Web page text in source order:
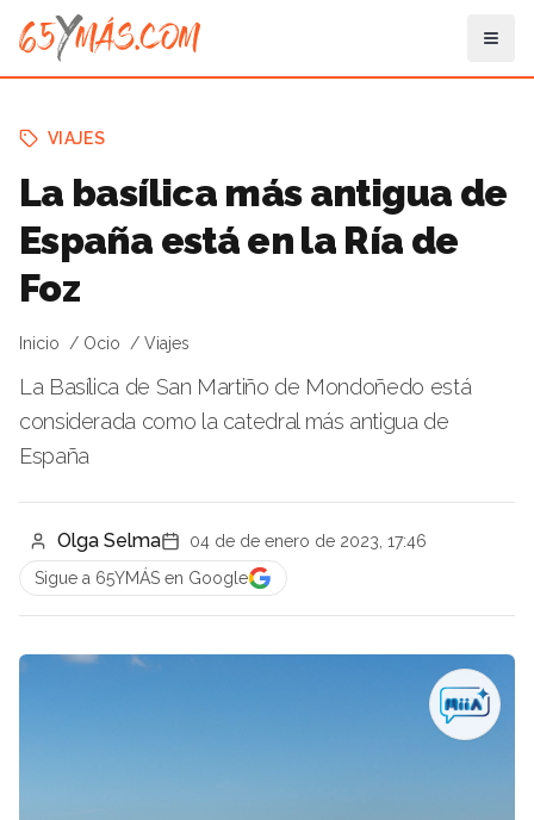
VIAJES
La basílica más antigua de
España está en la Ría de
Foz
Inicio Ocio Viajes
La Basílica de San Martiño de Mondoñedo está
considerada como la catedral más antigua de
España
Olga Selma
04 de de enero de 2023, 17:46
Sigue a 65YMÁS en Google